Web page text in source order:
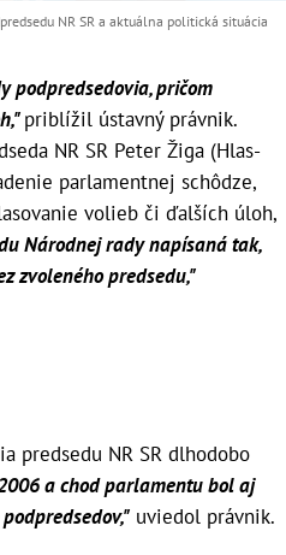
NR SR a aktuálna politická situácia
podpredsedovia, pričom
priblížil ústavný právnik.
NR SR Peter Žiga (Hlas-
parlamentnej schôdze,
volieb či ďalších úloh,
Národnej rady napísaná tak,
zvoleného predsedu,"
predsedu NR SR dlhodobo
a chod parlamentu bol aj
uviedol právnik.